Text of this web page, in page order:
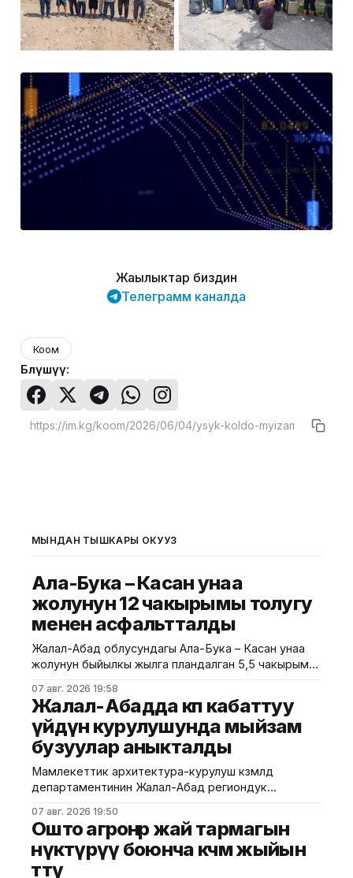
Жаңылыктар биздин
Телеграмм каналда
Коом
Бөлүшүү:
МЫНДАН ТЫШКАРЫ ОКУҢУЗ
Ала-Бука – Касан унаа
жолунун 12 чакырымы толугу
менен асфальтталды
Жалал-Абад облусундагы Ала-Бука – Касан унаа
жолунун быйылкы жылга пландалган 5,5 чакырым
аяктады. Транспорт жана коммуникациялар
министрлигинин маалыматына ылайык, жол куруу
иштери №17 Жол эксплуатациялоо мекемеси
тарабынан белгиленген графикке ылайык,
курулуштун сапат талаптарын сактоо менен
жүргүзүлдү. Аталган жолдун жалпы 12 чакырымына
07 авг. 2026 19:58
Жалал-Абадда көп кабаттуу
үйдүн курулушунда мыйзам
бузуулар аныкталды
Мамлекеттик архитектура-курулуш көзөмөлдөө
департаментинин Жалал-Абад региондук
текшерүү жүргүздү. Бул тууралуу Курулуш
министрлигинин басма сөз кызматы билдирди.
Маалыматка ылайык, текшерүү Байзаков көчөсү, 46
дарегинде курулуп жаткан объектте өткөрүлүп,
07 авг. 2026 19:50
Ошто агроөнөр жай тармагын
өнүктүрүү боюнча көчмө жыйын
өттү